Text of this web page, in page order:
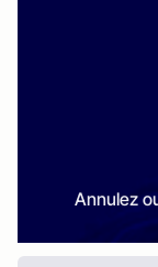
Annulez